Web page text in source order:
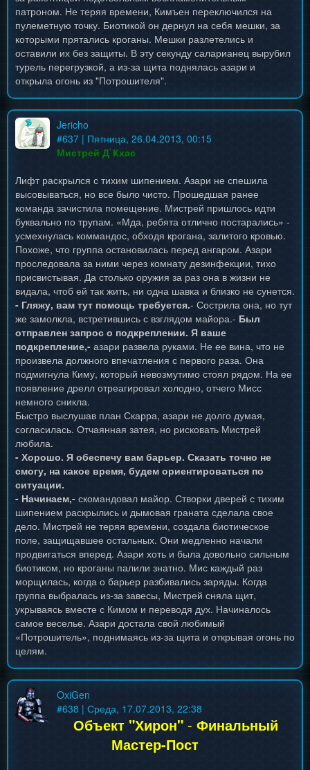
патроном. Не теряя времени, Кимъен переключился на
пулеметную точку. Биотикой он дернул на себя мешки, за
которыми прятались кроганы. Мешки разлетелись и
оставили их без защиты. В эту секунду саларианец вырубил
турель перегрузкой, а из-за щита поднялась азари и
открыла огонь из "Потрошителя".
Jericho
#637 | Пятница, 26.04.2013, 00:15
Мистрей Д`Кхас
Лифт раскрылся с тихим шипением. Азари не спешила
высовываться, но все было чисто. Прошедшая ранее
команда зачистила помещение. Мистрей пришлось идти
буквально по трупам. «Мда, ребята отлично постарались» -
усмехнулась коммандос, обходя крогана, залитого кровью.
Похоже, что группа остановилась перед ангаром. Азари
проследовала за ними через комнату дезинфекции, тихо
присвистывая. Да столько оружия за раз она в жизни не
видала, чтоб ей так жить, ни одна шавка и близко не сунется.
- Гляжу, вам тут помощь требуется.- Сострила она, но тут
же замолкла, встретившись с взглядом майора.- Был
отправлен запрос о подкреплении. Я ваше
подкрепление,- азари развела руками. Не ее вина, что не
произвела должного впечатления с первого раза. Она
подмигнула Киму, который невозмутимо стоял рядом. На ее
появление дрелл отреагировал холодно, отчего Мисс
немного сникла.
Быстро выслушав план Скарра, азари не долго думая,
согласилась. Отчаянная затея, но рисковать Мистрей
любила.
- Хорошо. Я обеспечу вам барьер. Сказать точно не
смогу, на какое время, будем ориентироваться по
ситуации.
- Начинаем,- скомандовал майор. Створки дверей с тихим
шипением раскрылись и дымовая граната сделала свое
дело. Мистрей не теряя времени, создала биотическое
поле, защищавшее остальных. Они медленно начали
продвигаться вперед. Азари хоть и была довольно сильным
биотиком, но кроганы палили знатно. Мис каждый раз
морщилась, когда о барьер разбивались заряды. Когда
группа выбралась из-за завесы, Мистрей сняла щит,
укрываясь вместе с Кимом и переводя дух. Начиналось
самое веселье. Азари достала свой любимый
«Потрошитель», поднимаясь из-за щита и открывая огонь по
целям.
OxiGen
#638 | Среда, 17.07.2013, 22:38
Объект "Хирон" - Финальный
Мастер-Пост